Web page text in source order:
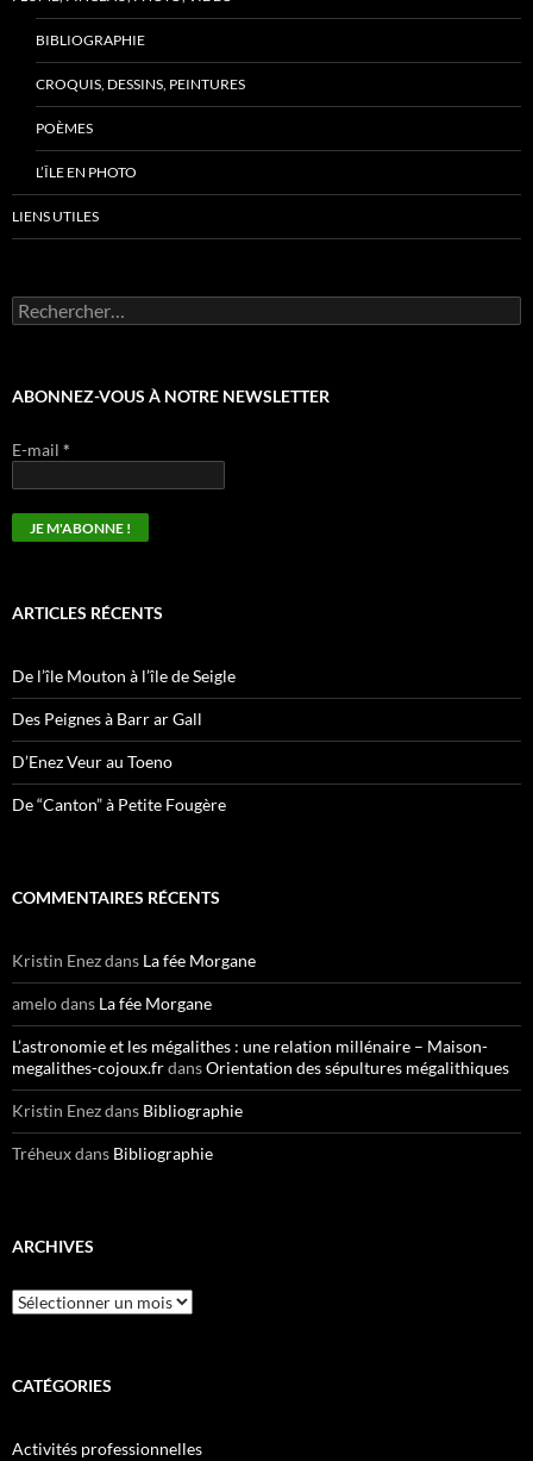
BIBLIOGRAPHIE
CROQUIS, DESSINS, PEINTURES
POÈMES
L’ÎLE EN PHOTO
LIENS UTILES
Rechercher :
ABONNEZ-VOUS À NOTRE NEWSLETTER
E-mail *
ARTICLES RÉCENTS
De l’île Mouton à l’île de Seigle
Des Peignes à Barr ar Gall
D’Enez Veur au Toeno
De “Canton” à Petite Fougère
COMMENTAIRES RÉCENTS
Kristin Enezdans La fée Morgane
amelodans La fée Morgane
L’astronomie et les mégalithes : une relation millénaire – Maison-
megalithes-cojoux.frdansOrientation des sépultures mégalithiques
Kristin Enezdans Bibliographie
Tréheuxdans Bibliographie
ARCHIVES
Archives
CATÉGORIES
Activités professionnelles